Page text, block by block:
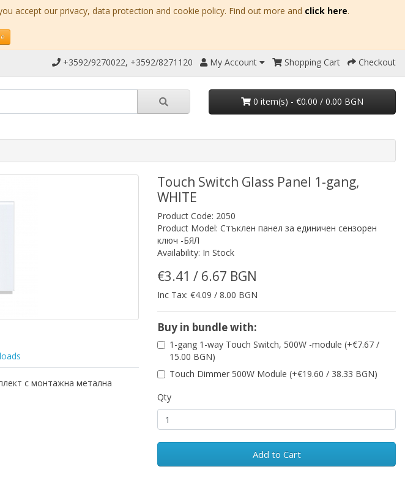
accept our privacy, data protection and cookie policy. Find out more and click here.
+3592/9270022, +3592/8271120 My Account Shopping Cart Checkout
0 item(s) - €0.00 / 0.00 BGN
с монтажна метална
Touch Switch Glass Panel 1-gang,
WHITE
Product Code: 2050
Product Model: Стъклен панел за единичен сензорен
ключ -БЯЛ
Availability: In Stock
€3.41 / 6.67 BGN
Inc Tax: €4.09 / 8.00 BGN
Buy in bundle with:
1-gang 1-way Touch Switch, 500W -module (+€7.67 /
15.00 BGN)
Touch Dimmer 500W Module (+€19.60 / 38.33 BGN)
Qty
Add to Cart